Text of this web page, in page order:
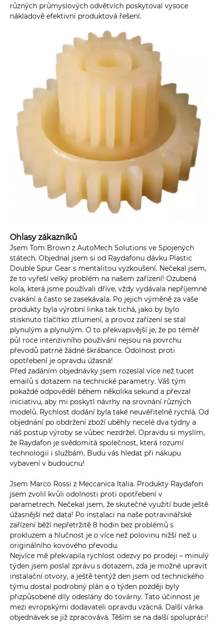
různých průmyslových odvětvích poskytoval vysoce
nákladově efektivní produktová řešení.
Ohlasy zákazníků
Jsem Tom Brown z AutoMech Solutions ve Spojených
státech. Objednal jsem si od Raydafonu dávku Plastic
Double Spur Gear s mentalitou vyzkoušení. Nečekal jsem,
že to vyřeší velký problém na našem zařízení! Ozubená
kola, která jsme používali dříve, vždy vydávala nepříjemné
cvakání a často se zasekávala. Po jejich výměně za vaše
produkty byla výrobní linka tak tichá, jako by bylo
stisknuto tlačítko ztlumení, a provoz zařízení se stal
plynulým a plynulým. O to překvapivější je, že po téměř
půl roce intenzivního používání nejsou na povrchu
převodů patrné žádné škrábance. Odolnost proti
opotřebení je opravdu úžasná!
Před zadáním objednávky jsem rozeslal více než tucet
emailů s dotazem na technické parametry. Váš tým
pokaždé odpověděl během několika sekund a převzal
iniciativu, aby mi poskytl návrhy na srovnání různých
modelů. Rychlost dodání byla také neuvěřitelně rychlá. Od
objednání po obdržení zboží uběhly necelé dva týdny a
náš postup výroby se vůbec nezdržel. Opravdu si myslím,
že Raydafon je svědomitá společnost, která rozumí
technologii i službám. Budu vás hledat při nákupu
vybavení v budoucnu!
Jsem Marco Rossi z Meccanica Italia. Produkty Raydafon
jsem zvolil kvůli odolnosti proti opotřebení v
parametrech. Nečekal jsem, že skutečné využití bude ještě
úžasnější než data! Po instalaci na naše potravinářské
zařízení běží nepřetržitě 8 hodin bez problémů s
prokluzem a hlučnost je o více než polovinu nižší než u
originálního kovového převodu.
Nejvíce mě překvapila rychlost odezvy po prodeji – minulý
týden jsem poslal zprávu s dotazem, zda je možné upravit
instalační otvory, a ještě tentýž den jsem od technického
týmu dostal podrobný plán a o týden později byly
přizpůsobené díly odeslány do továrny. Tato účinnost je
mezi evropskými dodavateli opravdu vzácná. Další várka
objednávek se již zpracovává. Těším se na další spolupráci!